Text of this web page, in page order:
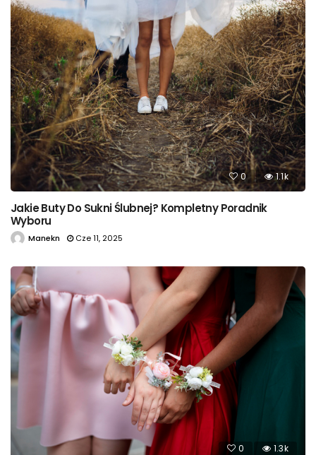
0 1.1k
Jakie Buty Do Sukni Ślubnej? Kompletny Poradnik
Wyboru
Manekn Cze 11, 2025
0 1.3k